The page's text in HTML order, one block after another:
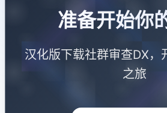
准备开始你
汉化版下载社群审查DX，
之旅